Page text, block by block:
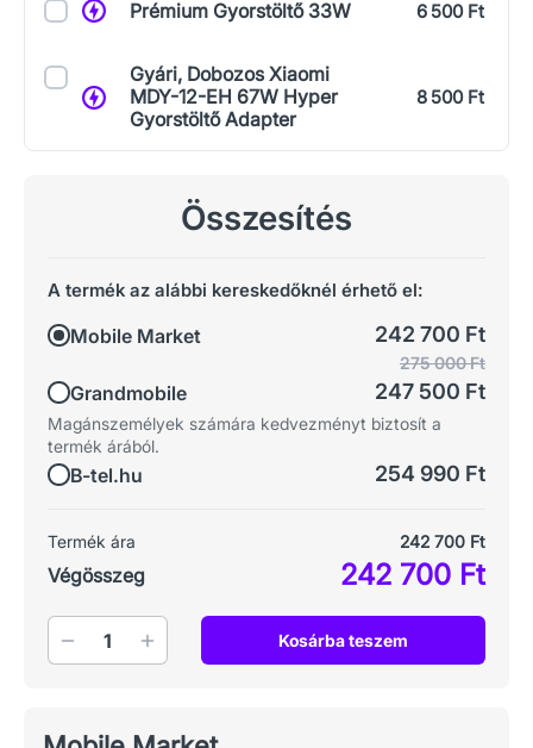
Prémium Gyorstöltő 33W 6 500 Ft
Gyári, Dobozos Xiaomi
MDY-12-EH 67W Hyper
Gyorstöltő Adapter
8 500 Ft
Összesítés
A termék az alábbi kereskedőknél érhető el:
Mobile Market 242 700 Ft
Grandmobile
275 000 Ft
247 500 Ft
Magánszemélyek számára kedvezményt biztosít a
termék árából.
B-tel.hu 254 990 Ft
Termék ára 242 700 Ft
Végösszeg 242 700 Ft
Mennyiség Kosárba teszem